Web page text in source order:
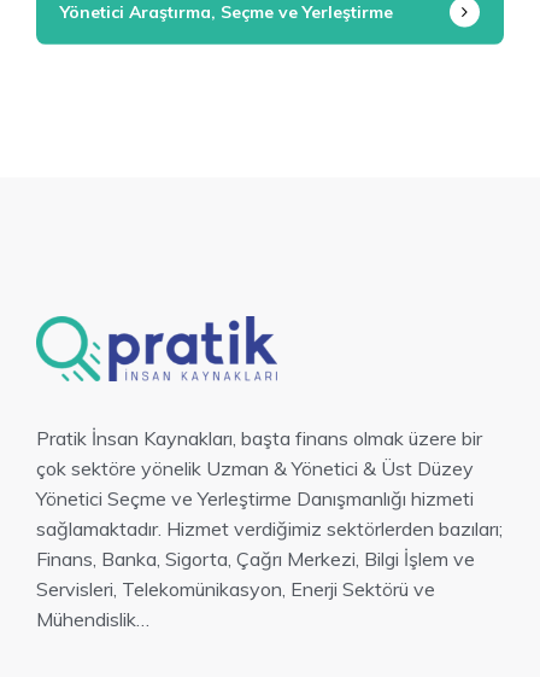
Yönetici Araştırma, Seçme ve Yerleştirme
Pratik İnsan Kaynakları, başta finans olmak üzere bir
çok sektöre yönelik Uzman & Yönetici & Üst Düzey
Yönetici Seçme ve Yerleştirme Danışmanlığı hizmeti
sağlamaktadır. Hizmet verdiğimiz sektörlerden bazıları;
Finans, Banka, Sigorta, Çağrı Merkezi, Bilgi İşlem ve
Servisleri, Telekomünikasyon, Enerji Sektörü ve
Mühendislik…